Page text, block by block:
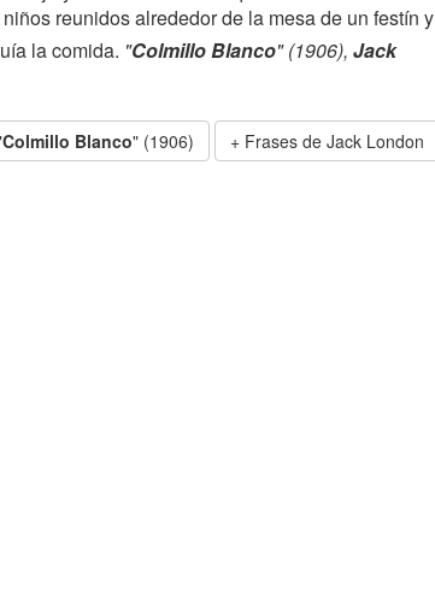
reunidos alrededor de la mesa de un festín y
la comida. "Colmillo Blanco" (1906), Jack
Colmillo Blanco" (1906) Frases de Jack London